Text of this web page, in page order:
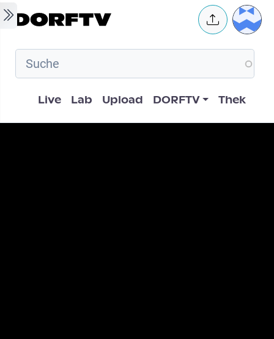
Skip to main content User
Hauptnavigation
Live Lab Upload DORFTV Thek